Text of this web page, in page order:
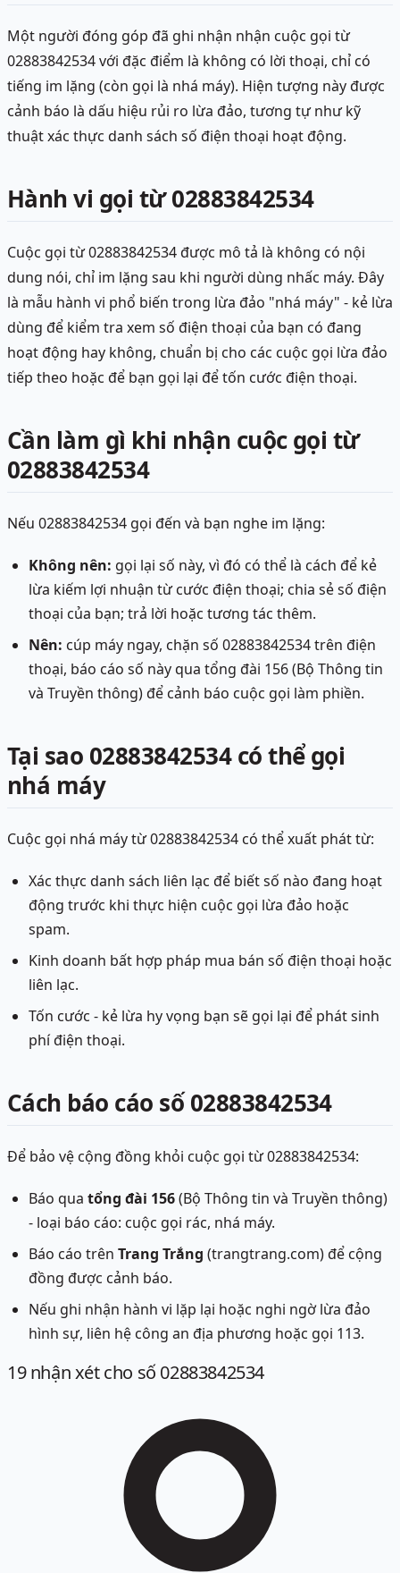
Một người đóng góp đã ghi nhận nhận cuộc gọi từ
02883842534 với đặc điểm là không có lời thoại, chỉ có
tiếng im lặng (còn gọi là nhá máy). Hiện tượng này được
cảnh báo là dấu hiệu rủi ro lừa đảo, tương tự như kỹ
thuật xác thực danh sách số điện thoại hoạt động.
Hành vi gọi từ 02883842534
Cuộc gọi từ 02883842534 được mô tả là không có nội
dung nói, chỉ im lặng sau khi người dùng nhấc máy. Đây
là mẫu hành vi phổ biến trong lừa đảo "nhá máy" - kẻ lừa
dùng để kiểm tra xem số điện thoại của bạn có đang
hoạt động hay không, chuẩn bị cho các cuộc gọi lừa đảo
tiếp theo hoặc để bạn gọi lại để tốn cước điện thoại.
Cần làm gì khi nhận cuộc gọi từ
02883842534
Nếu 02883842534 gọi đến và bạn nghe im lặng:
Không nên: gọi lại số này, vì đó có thể là cách để kẻ
lừa kiếm lợi nhuận từ cước điện thoại; chia sẻ số điện
thoại của bạn; trả lời hoặc tương tác thêm.
Nên: cúp máy ngay, chặn số 02883842534 trên điện
thoại, báo cáo số này qua tổng đài 156 (Bộ Thông tin
và Truyền thông) để cảnh báo cuộc gọi làm phiền.
Tại sao 02883842534 có thể gọi
nhá máy
Cuộc gọi nhá máy từ 02883842534 có thể xuất phát từ:
Xác thực danh sách liên lạc để biết số nào đang hoạt
động trước khi thực hiện cuộc gọi lừa đảo hoặc
spam.
Kinh doanh bất hợp pháp mua bán số điện thoại hoặc
liên lạc.
Tốn cước - kẻ lừa hy vọng bạn sẽ gọi lại để phát sinh
phí điện thoại.
Cách báo cáo số 02883842534
Để bảo vệ cộng đồng khỏi cuộc gọi từ 02883842534:
Báo qua tổng đài 156(Bộ Thông tin và Truyền thông)
- loại báo cáo: cuộc gọi rác, nhá máy.
Báo cáo trên Trang Trắng (trangtrang.com) để cộng
đồng được cảnh báo.
Nếu ghi nhận hành vi lặp lại hoặc nghi ngờ lừa đảo
hình sự, liên hệ công an địa phương hoặc gọi 113.
19nhận xétcho số 02883842534